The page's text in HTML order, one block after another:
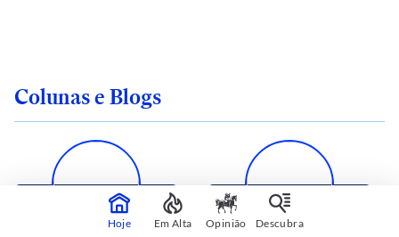
Colunas e Blogs
Hoje Em Alta Opinião Descubra